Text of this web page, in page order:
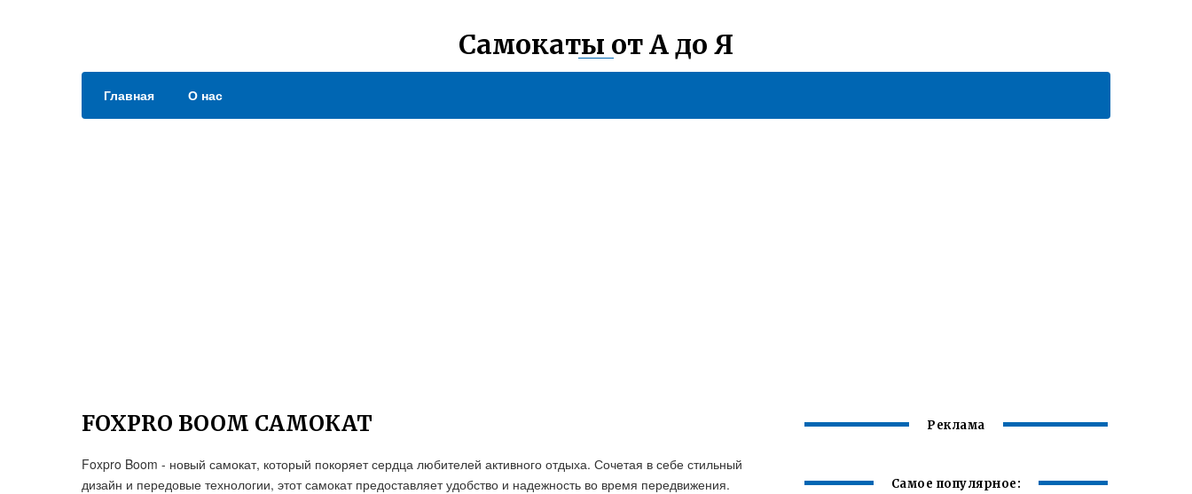
Самокаты от А до Я
Главная О нас
FOXPRO BOOM САМОКАТ
Foxpro Boom - новый самокат, который покоряет сердца любителей активного отдыха. Сочетая в себе стильный
дизайн и передовые технологии, этот самокат предоставляет удобство и надежность во время передвижения.
Реклама
Самое популярное: